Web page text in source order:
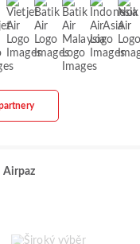
Airpaz